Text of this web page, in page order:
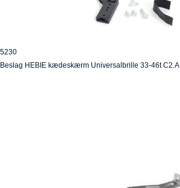
5230
Beslag HEBIE kædeskærm Universalbrille 33-46t C2.A